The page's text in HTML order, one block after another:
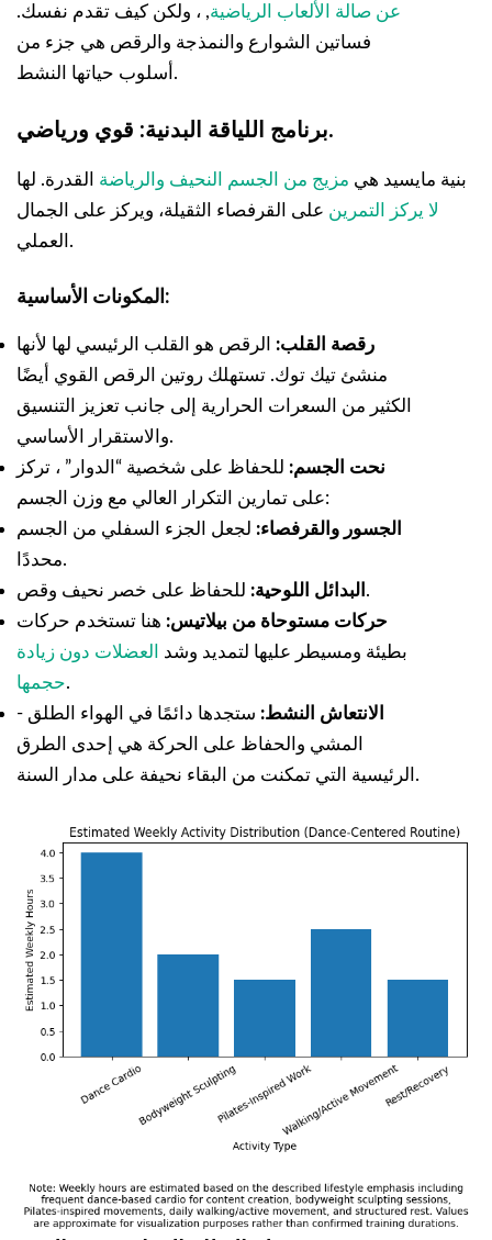
عن صالة الألعاب الرياضية, ، ولكن كيف تقدم نفسك.
فساتين الشوارع والنمذجة والرقص هي جزء من
أسلوب حياتها النشط.
برنامج اللياقة البدنية: قوي ورياضي.
بنية مايسيد هي مزيج من الجسم النحيف والرياضة القدرة. لها
لا يركز التمرين على القرفصاء الثقيلة، ويركز على الجمال
العملي.
المكونات الأساسية:
رقصة القلب: الرقص هو القلب الرئيسي لها لأنها
منشئ تيك توك. تستهلك روتين الرقص القوي أيضًا
الكثير من السعرات الحرارية إلى جانب تعزيز التنسيق
والاستقرار الأساسي.
نحت الجسم: للحفاظ على شخصية “الدوار” ، تركز
على تمارين التكرار العالي مع وزن الجسم:
الجسور والقرفصاء: لجعل الجزء السفلي من الجسم
محددًا.
البدائل اللوحية: للحفاظ على خصر نحيف وقص.
حركات مستوحاة من بيلاتيس: هنا تستخدم حركات
بطيئة ومسيطر عليها لتمديد وشد
العضلات دون زيادة
حجمها.
الانتعاش النشط: ستجدها دائمًا في الهواء الطلق -
المشي والحفاظ على الحركة هي إحدى الطرق
الرئيسية التي تمكنت من البقاء نحيفة على مدار السنة.